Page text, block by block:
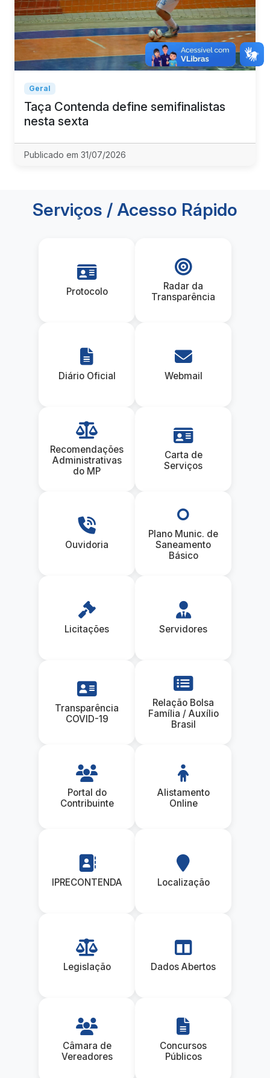
Geral
Taça Contenda define semifinalistas
nesta sexta
Publicado em 31/07/2026
Serviços / Acesso Rápido
Protocolo
Radar da
Transparência
Diário Oficial Webmail
Recomendações
Administrativas
do MP
Carta de
Serviços
Ouvidoria
Plano Munic. de
Saneamento
Básico
Licitações Servidores
Transparência
COVID-19
Relação Bolsa
Família / Auxílio
Brasil
Portal do
Contribuinte
Alistamento
Online
IPRECONTENDA Localização
Legislação Dados Abertos
Câmara de
Vereadores
Concursos
Públicos